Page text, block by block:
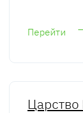
Перейти
Царство